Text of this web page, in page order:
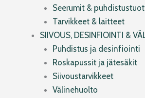
Seerumit &
Tarvikkeet & laitteet
SIIVOUS, DESINFIOINTI &
Puhdistus ja desinfiointi
Roskapussit ja jätesäkit
Siivoustarvikkeet
Välinehuolto